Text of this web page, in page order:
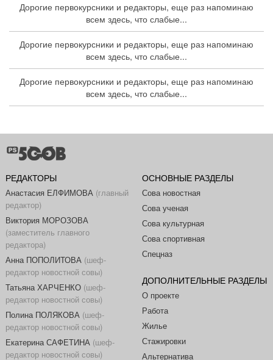
Дорогие первокурсники и редакторы, еще раз напоминаю
всем здесь, что слабые...
Дорогие первокурсники и редакторы, еще раз напоминаю
всем здесь, что слабые...
Дорогие первокурсники и редакторы, еще раз напоминаю
всем здесь, что слабые...
РЕДАКТОРЫ
Анастасия ЕЛФИМОВА(главный
редактор)
Виктория МОРОЗОВА
(заместитель главного
редактора)
Анна ПОПОЛИТОВА(шеф-
редактор новостной совы)
Татьяна ХАРЧЕНКО(шеф-
редактор новостной совы)
Полина ПОЛЯКОВА(шеф-
редактор новостной совы)
Екатерина САФЕТИНА(шеф-
редактор новостной совы)
ОСНОВНЫЕ РАЗДЕЛЫ
Сова новостная
Сова ученая
Сова культурная
Сова спортивная
Спецназ
ДОПОЛНИТЕЛЬНЫЕ РАЗДЕЛЫ
О проекте
Работа
Жилье
Стажировки
Альтернатива